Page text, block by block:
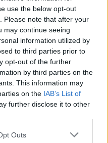
use the below opt-out
Please note that after your
may continue seeing
information utilized by
to third parties prior to
opt-out of the further
by third parties on the
This information may
on the IAB’s List of
further disclose it to other
uses one or more Google
Outs